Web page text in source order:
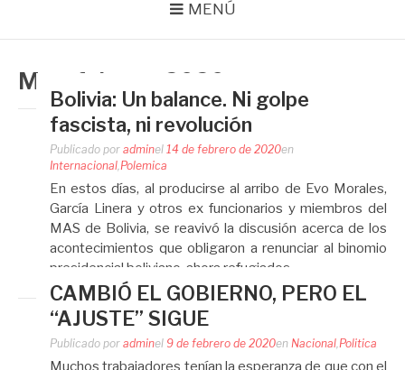
MENÚ
Mes: febrero 2020
Bolivia: Un balance. Ni golpe
fascista, ni revolución
Publicado por adminel 14 de febrero de 2020en
Internacional Polemica
En estos días, al producirse al arribo de Evo Morales,
García Linera y otros ex funcionarios y miembros del
MAS de Bolivia, se reavivó la discusión acerca de los
acontecimientos que obligaron a renunciar al binomio
presidencial boliviano, ahora refugiados…
CAMBIÓ EL GOBIERNO, PERO EL
“AJUSTE” SIGUE
Publicado por adminel 9 de febrero de 2020en Nacional,Politica
Muchos trabajadores tenían la esperanza de que con el